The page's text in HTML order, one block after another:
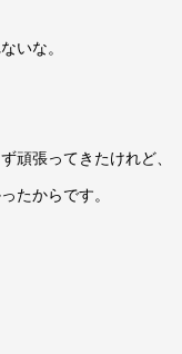
いな。
頑張ってきたけれど、
たからです。